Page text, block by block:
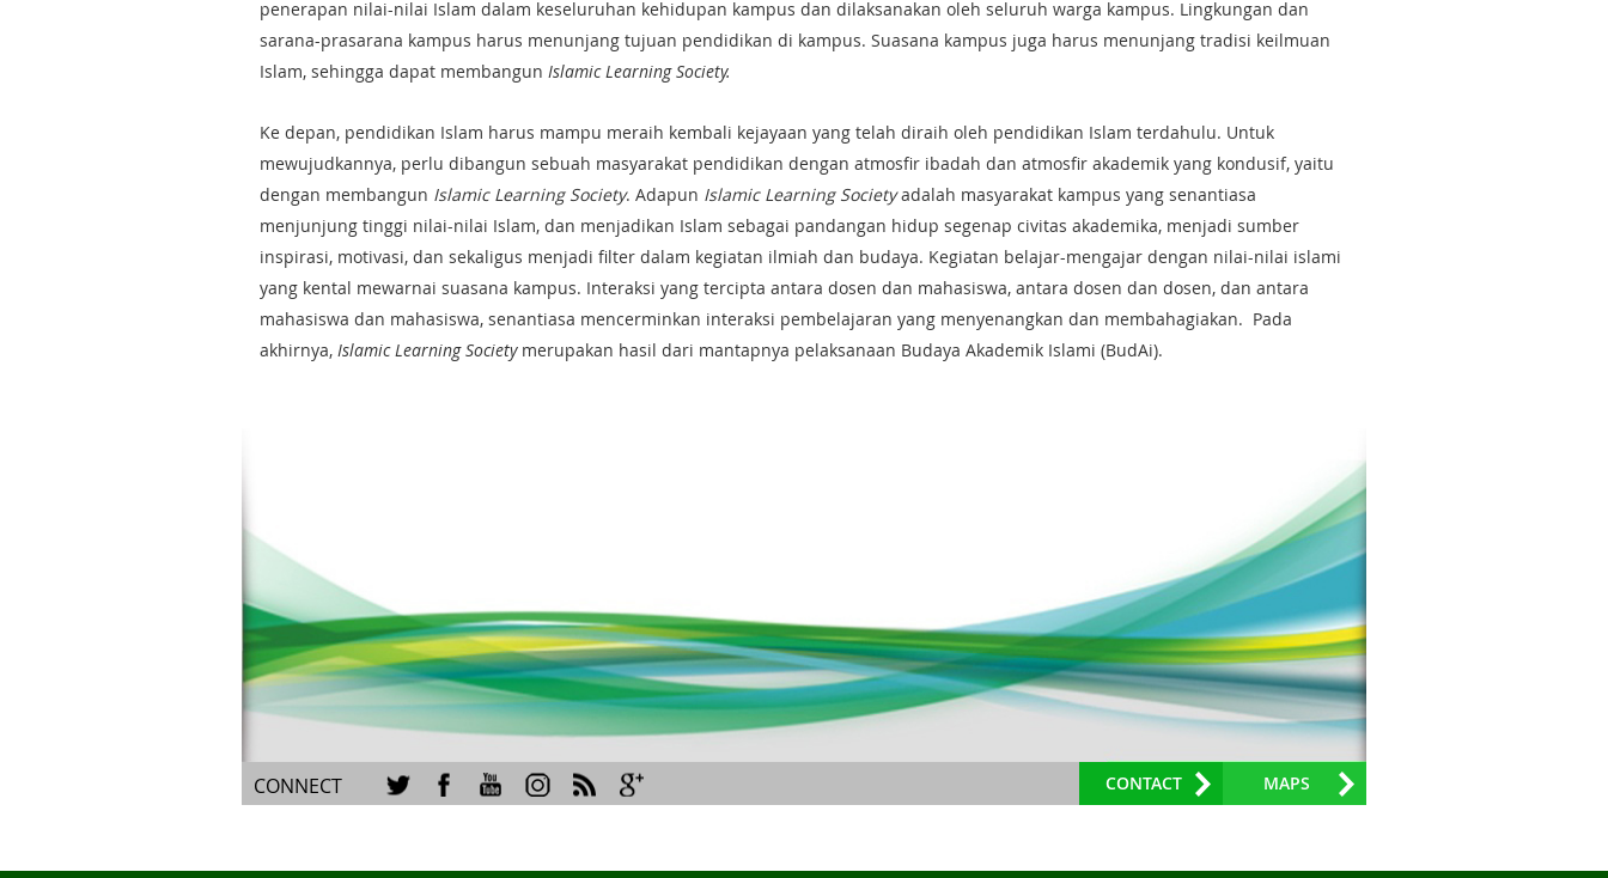
penerapan nilai-nilai Islam dalam keseluruhan kehidupan kampus dan dilaksanakan oleh seluruh warga kampus. Lingkungan dan
sarana-prasarana kampus harus menunjang tujuan pendidikan di kampus. Suasana kampus juga harus menunjang tradisi keilmuan
Islam, sehingga dapat membangun Islamic Learning Society.
Ke depan, pendidikan Islam harus mampu meraih kembali kejayaan yang telah diraih oleh pendidikan Islam terdahulu. Untuk
mewujudkannya, perlu dibangun sebuah masyarakat pendidikan dengan atmosfir ibadah dan atmosfir akademik yang kondusif, yaitu
dengan membangun Islamic Learning Society. Adapun Islamic Learning Societyadalah masyarakat kampus yang senantiasa
menjunjung tinggi nilai-nilai Islam, dan menjadikan Islam sebagai pandangan hidup segenap civitas akademika, menjadi sumber
inspirasi, motivasi, dan sekaligus menjadi filter dalam kegiatan ilmiah dan budaya. Kegiatan belajar-mengajar dengan nilai-nilai islami
yang kental mewarnai suasana kampus. Interaksi yang tercipta antara dosen dan mahasiswa, antara dosen dan dosen, dan antara
mahasiswa dan mahasiswa, senantiasa mencerminkan interaksi pembelajaran yang menyenangkan dan membahagiakan. Pada
akhirnya, Islamic Learning Societymerupakan hasil dari mantapnya pelaksanaan Budaya Akademik Islami (BudAi).
CONNECT CONTACT MAPS